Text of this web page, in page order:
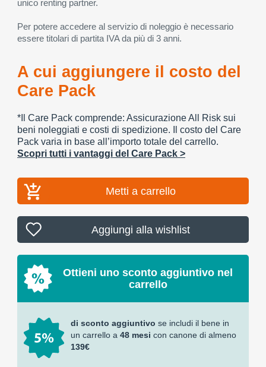
unico renting partner.
Per potere accedere al servizio di noleggio è necessario
essere titolari di partita IVA da più di 3 anni.
A cui aggiungere il costo del
Care Pack
*Il Care Pack comprende: Assicurazione All Risk sui
beni noleggiati e costi di spedizione. Il costo del Care
Pack varia in base all’importo totale del carrello.
Scopri tutti i vantaggi del Care Pack >
Metti a carrello
Aggiungi alla wishlist
Ottieni uno sconto aggiuntivo nel
carrello
di sconto aggiuntivo se includi il bene in
un carrello a 48 mesi con canone di almeno
139€